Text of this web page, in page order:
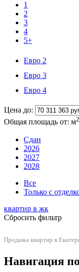
1
2
3
4
5+
Евро 2
Евро 3
Евро 4
Цена до:
Общая площадь от: м2
Сдан
2026
2027
2028
Все
Только с
квартир в жк
Сбросить фильтр
Продажа квартир в
Навигация